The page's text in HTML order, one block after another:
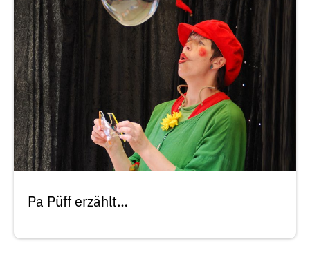
Pa Püff erzählt…